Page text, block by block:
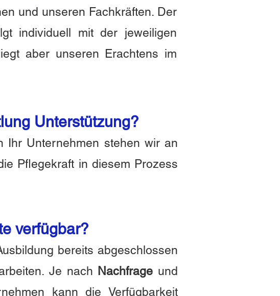
und unseren Fachkräften. Der
individuell mit der jeweiligen
aber unseren Erachtens im
Unterstützung?
Ihr Unternehmen stehen wir an
Pflegekraft in diesem Prozess
verfügbar?
bereits abgeschlossen
Je nach Nachfrage und
kann die Verfügbarkeit